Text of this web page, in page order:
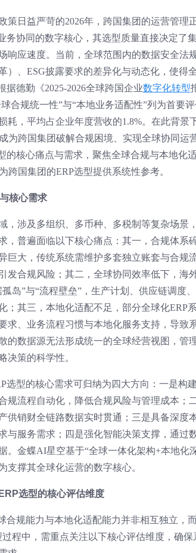
策日益严苛的2026年，跨国集团的运营管理
务协同的数字核心，其选型质量直接决定了
响应速度。当前，全球范围内的数据安全法
）、ESG披露要求的差异化与动态化，使得
据德勤《2025-2026全球跨国企业数字化转型
合规统一性”与“本地业务适配性”列为首要
耗，平均占企业年度营收的1.8%。在此背景
成为跨国集团破解合规困境、实现全球协同运
的核心痛点与需求，聚焦全球合规与本地化
国集团的ERP选型提供系统性参考。
核心需求
，涉及多组织、多币种、多税制等复杂场景
，普遍面临以下核心痛点：其一，合规体系
巨大，传统系统需维护多套独立账套与合规
发合规风险；其二，全球协同效率低下，海
岛”与“流程壁垒”，生产计划、供应链调度
；其三，本地化适配不足，部分全球化ERP
求、业务流程习惯与本地化服务支持，导致
的数据源无法形成统一的全球经营视图，管
决策的科学性。
选型的核心需求可归纳为四大方向：一是构
规流程自动化，降低合规风险与管理成本；
供销财全链路数据实时贯通；三是具备深度
与服务需求；四是强化智能决策支撑，通过
。金蝶AI星空基于“全球一体化架构+本地化
支撑其全球化运营的数字核心。
选型的核心评估维度
合规能力与本地化适配能力并非相互独立，
程中，需重点关注以下核心评估维度，确